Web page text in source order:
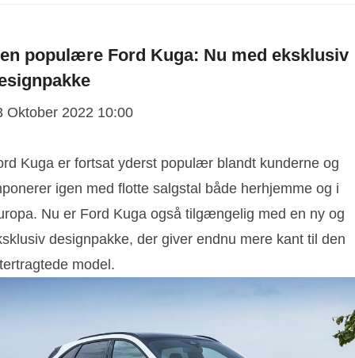
populære Ford Kuga: Nu med eksklusiv
Oktober 2022 10:00
Kuga er fortsat yderst populær blandt kunderne og
igen med flotte salgstal både herhjemme og i
Nu er Ford Kuga også tilgængelig med en ny og
designpakke, der giver endnu mere kant til den
model.